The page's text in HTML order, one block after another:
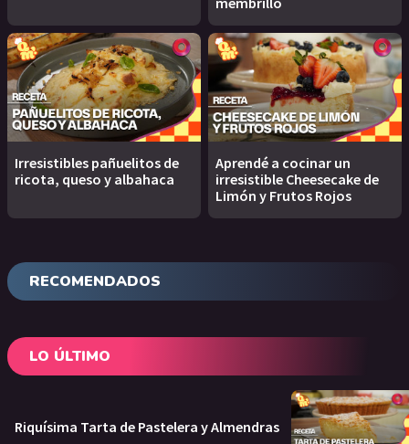
Irresistibles pañuelitos de
ricota, queso y albahaca
Aprendé a cocinar un
irresistible Cheesecake de
Limón y Frutos Rojos
RECOMENDADOS
LO ÚLTIMO
Riquísima Tarta de Pastelera y Almendras